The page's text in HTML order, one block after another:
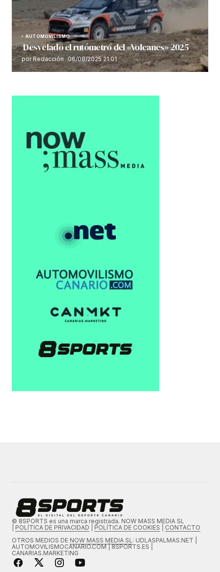
AUTOMOVILISMO
Desvelado el rutómetro del «Volcanes» 2025
por Redacción 06/08/2025 21:01
© 8SPORTS es una marca registrada. NOW MASS MEDIA SL
POLÍTICA DE PRIVACIDAD POLÍTICA DE COOKIES
CONTACTO
OTROS MEDIOS DE NOW MASS MEDIA SL: UDLASPALMAS.NET |
AUTOMOVILISMOCANARIO.COM | 8SPORTS.ES |
CANARIAS.MARKETING